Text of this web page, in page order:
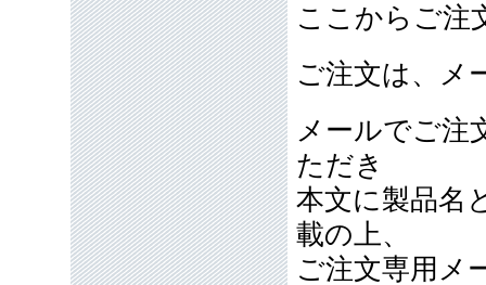
ここからご注
ご注文は、メ
メールでご注
ただき
本文に製品名
載の上、
ご注文専用